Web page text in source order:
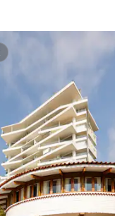
de 5, 127 avaliações